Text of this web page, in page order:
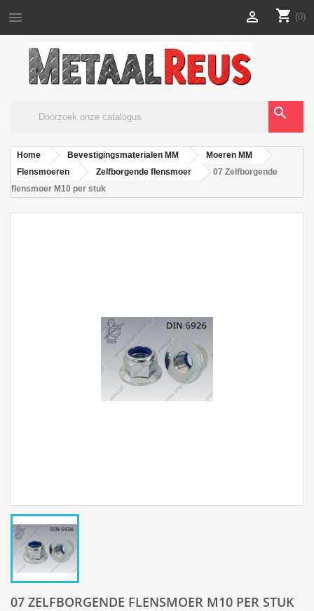
 shopping_cart (0)

search
Home Bevestigingsmaterialen MM
Moeren MM
Flensmoeren
Zelfborgende flensmoer
07 Zelfborgende
flensmoer M10 per stuk
07 ZELFBORGENDE FLENSMOER M10 PER STUK